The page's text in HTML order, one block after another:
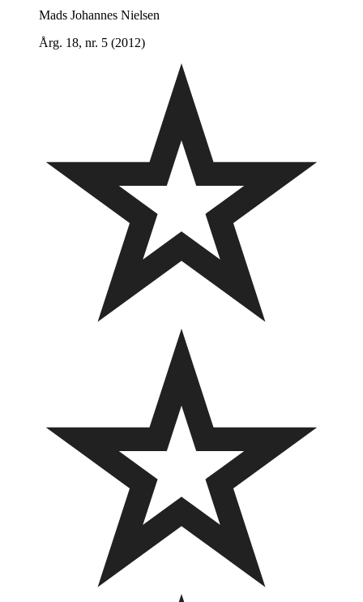
Mads Johannes Nielsen
Årg. 18, nr. 5 (2012)